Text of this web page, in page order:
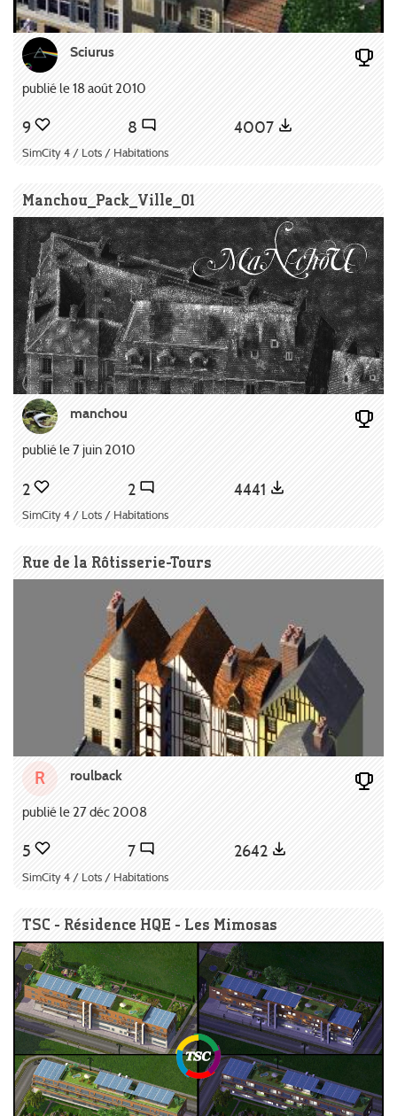
Sciurus
publié le 18 août 2010
9 8 4007
SimCity 4 / Lots / Habitations
Manchou_Pack_Ville_01
manchou
publié le 7 juin 2010
2 2 4441
SimCity 4 / Lots / Habitations
Rue de la Rôtisserie-Tours
R roulback
publié le 27 déc 2008
5 7 2642
SimCity 4 / Lots / Habitations
TSC - Résidence HQE - Les Mimosas